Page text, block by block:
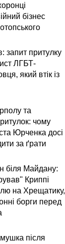
бізнес
запит притулку
ЛГБТ-
який втік із
та
чому
Юрченка досі
за ґрати
біля Майдану:
Криппі
на Хрещатику,
борги перед
після